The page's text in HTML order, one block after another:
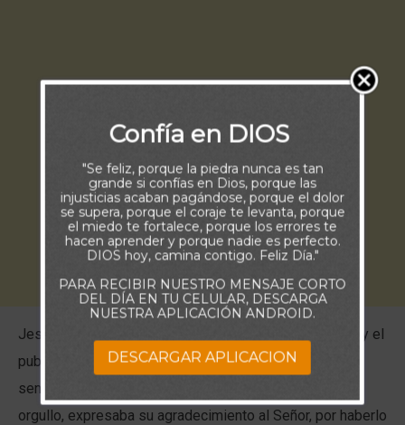
Jesús en la parábola de hoy cuenta acerca del fariseo y el
publicano que acudieron al templo a orar. El fariseo se
sentía superior a otros y en una oración cargada de
orgullo, expresaba su agradecimiento al Señor, por haberlo
Confía en DIOS
"Se feliz, porque la piedra nunca es tan
grande si confías en Dios, porque las
injusticias acaban pagándose, porque el dolor
se supera, porque el coraje te levanta, porque
el miedo te fortalece, porque los errores te
hacen aprender y porque nadie es perfecto.
DIOS hoy, camina contigo. Feliz Día."
PARA RECIBIR NUESTRO MENSAJE CORTO
DEL DÍA EN TU CELULAR, DESCARGA
NUESTRA APLICACIÓN ANDROID.
DESCARGAR APLICACION